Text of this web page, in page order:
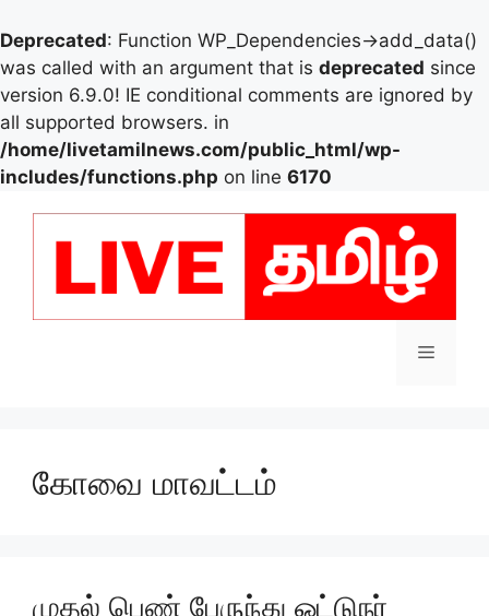
Deprecated: Function WP_Dependencies->add_data()
was called with an argument that is deprecated since
version 6.9.0! IE conditional comments are ignored by
all supported browsers. in
/home/livetamilnews.com/public_html/wp-
includes/functions.php on line 6170
Menu
கோவை மாவட்டம்
முதல் பெண் பேருந்து ஓட்டுநர்